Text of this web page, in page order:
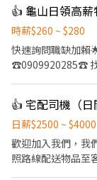
時薪$260 ~ $280
快速詢問職缺加賴🌟 https://lin.ee/pYnTA8M 🌟 連絡
☎️0909920285☎️ 找 Ada🙋‍♀ 加入後留下姓名 +
裝、分類 ✅ 貼標
業 上班時段 🌞 早班
10:00-14:00 🌙 夜
22:15 夜半｜20:00-24:00 薪資待遇 💰 早班：260元／時 💰 夜班：
👍 宅配司機（日
日薪$2500 ~ $4000
歡迎加入我們，我們是一
照路線配送物品至